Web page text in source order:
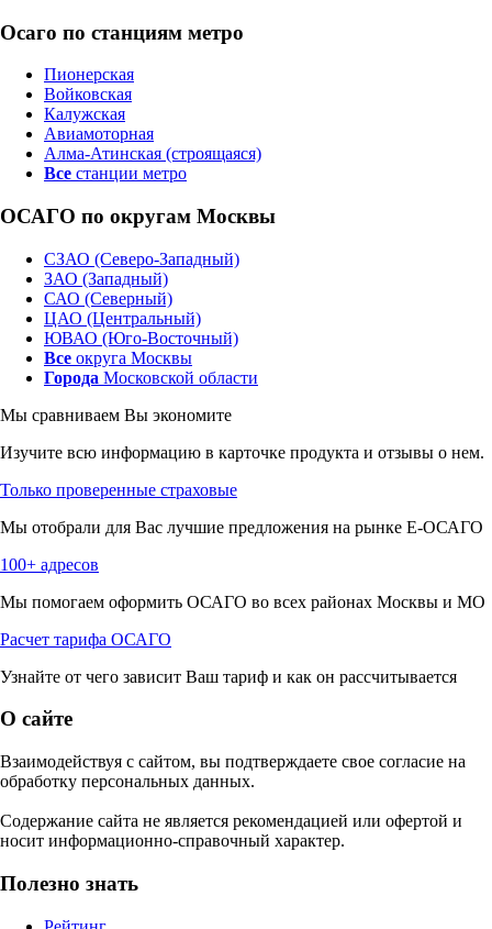
Осаго по станциям метро
Пионерская
Войковская
Калужская
Авиамоторная
Алма-Атинская (строящаяся)
Все станции метро
ОСАГО по округам Москвы
СЗАО (Северо-Западный)
ЗАО (Западный)
САО (Северный)
ЦАО (Центральный)
ЮВАО (Юго-Восточный)
Все округа Москвы
Города Московской области
Мы сравниваем Вы экономите
Изучите всю информацию в карточке продукта и отзывы о нем.
Только проверенные страховые
Мы отобрали для Вас лучшие предложения на рынке Е-ОСАГО
100+ адресов
Мы помогаем оформить ОСАГО во всех районах Москвы и МО
Расчет тарифа ОСАГО
Узнайте от чего зависит Ваш тариф и как он рассчитывается
О сайте
Взаимодействуя с сайтом, вы подтверждаете свое согласие на
обработку персональных данных.
Содержание сайта не является рекомендацией или офертой и
носит информационно-справочный характер.
Полезно знать